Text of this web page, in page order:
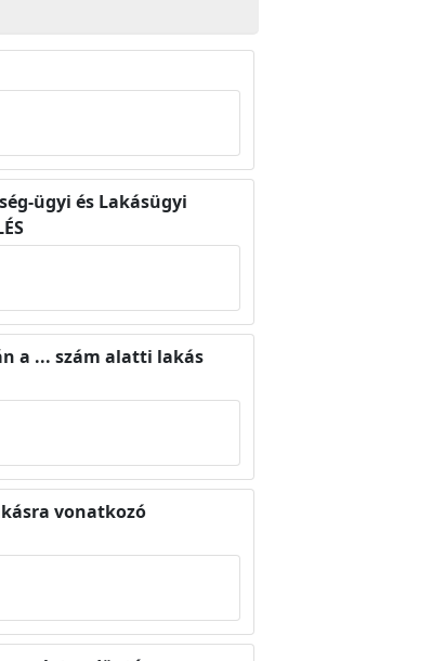
ügyi és Lakásügyi
a ... szám alatti lakás
vonatkozó